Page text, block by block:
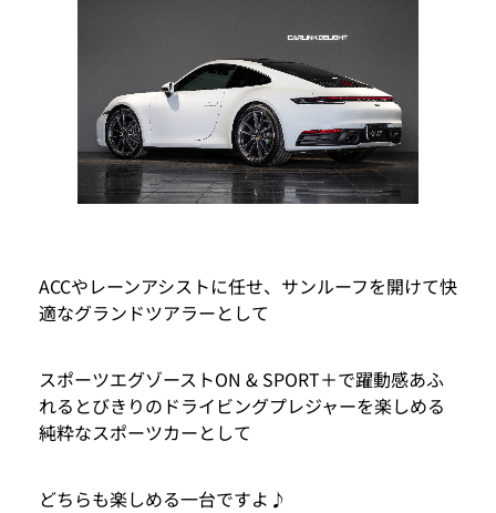
ACCやレーンアシストに任せ、サンルーフを開けて快
適なグランドツアラーとして
スポーツエグゾーストON & SPORT＋で躍動感あふ
れるとびきりのドライビングプレジャーを楽しめる
純粋なスポーツカーとして
どちらも楽しめる一台ですよ♪